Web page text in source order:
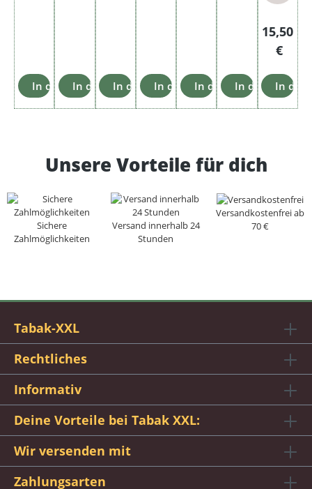
In den Warenkorb
In den Warenkorb
In den Warenkorb
In den Warenkorb
In den Warenkorb
In den
15,50
€
In den
Unsere Vorteile für dich
Sichere
Zahlmöglichkeiten
Versand innerhalb 24
Stunden
Versandkostenfrei ab
70 €
Tabak-XXL
Rechtliches
Informativ
Deine Vorteile bei Tabak XXL:
Wir versenden mit
Zahlungsarten